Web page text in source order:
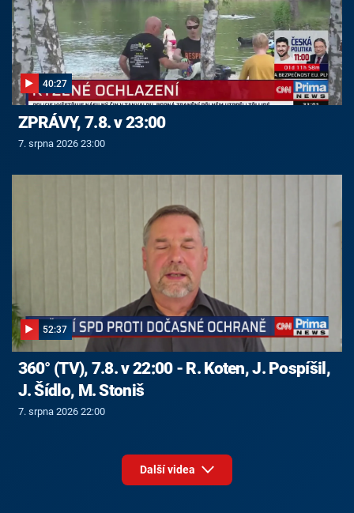
40:27
ZPRÁVY, 7.8. v 23:00
7. srpna 2026 23:00
52:37
360° (TV), 7.8. v 22:00 - R. Koten, J. Pospíšil,
J. Šídlo, M. Stoniš
7. srpna 2026 22:00
Další videa